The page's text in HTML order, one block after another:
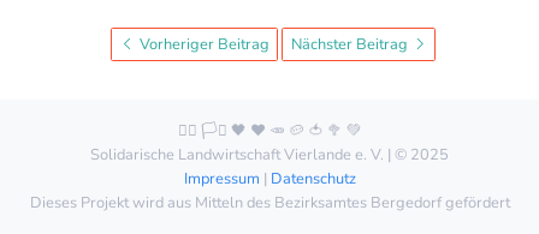
Vorheriger Beitrag Nächster Beitrag
🏳️‍🌈 🏳️‍⚧️ 🖤 ❤️ 🥕 🥔 🍅 🥦 💚
Solidarische Landwirtschaft Vierlande e. V. | © 2025
Impressum | Datenschutz
Dieses Projekt wird aus Mitteln des Bezirksamtes Bergedorf gefördert